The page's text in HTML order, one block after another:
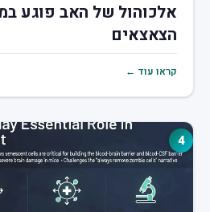
אלכוהול של האב פוגע
הצאצאים
קראו עוד ←
4